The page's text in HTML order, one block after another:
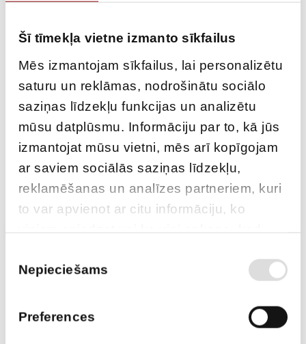
Šī tīmekļa vietne izmanto sīkfailus
Mēs izmantojam sīkfailus, lai personalizētu
saturu un reklāmas, nodrošinātu sociālo
saziņas līdzekļu funkcijas un analizētu
mūsu datplūsmu. Informāciju par to, kā jūs
izmantojat mūsu vietni, mēs arī kopīgojam
ar saviem sociālās saziņas līdzekļu,
reklamēšanas un analīzes partneriem, kuri
to var apvienot ar citu informāciju, ko
viņiem sniedzat vai ko viņi apkopo, kad
izvēle
Nepieciešams
Preferences
REHLKO KD66
3-phase stationary generator with canopy